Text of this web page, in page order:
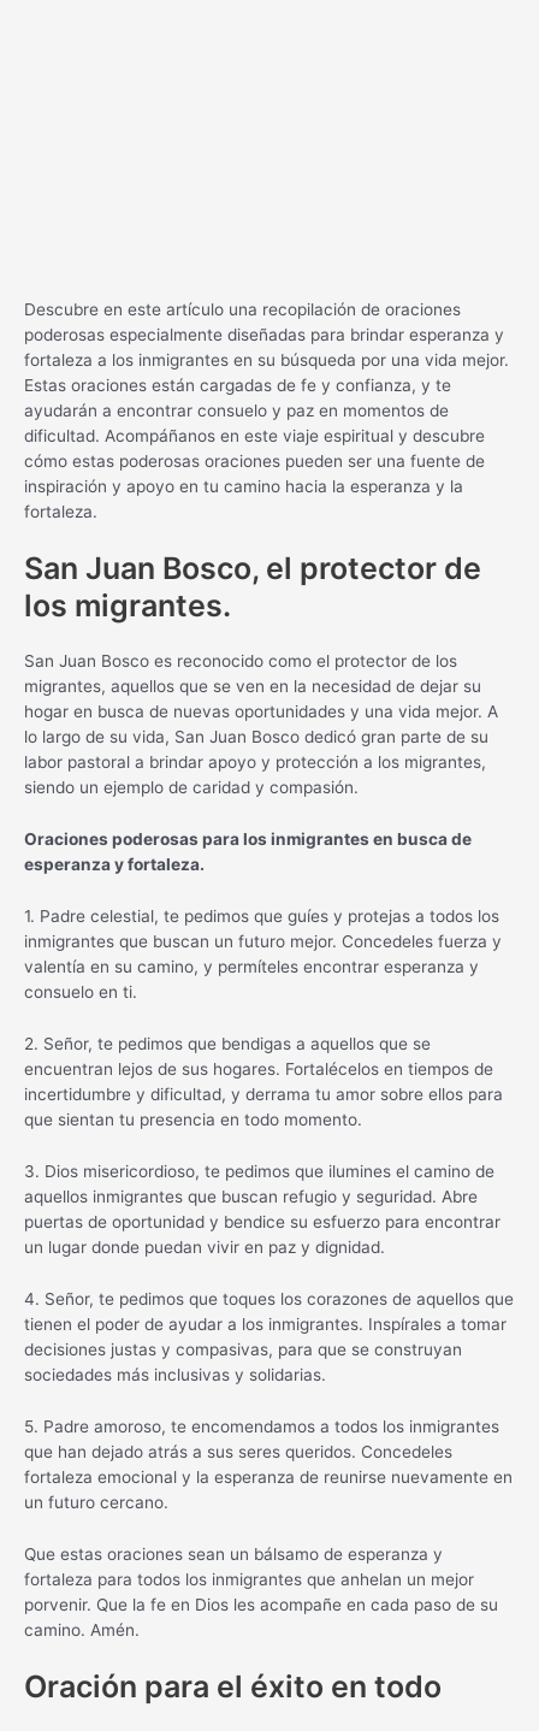
Descubre en este artículo una recopilación de oraciones
poderosas especialmente diseñadas para brindar esperanza y
fortaleza a los inmigrantes en su búsqueda por una vida mejor.
Estas oraciones están cargadas de fe y confianza, y te
ayudarán a encontrar consuelo y paz en momentos de
dificultad. Acompáñanos en este viaje espiritual y descubre
cómo estas poderosas oraciones pueden ser una fuente de
inspiración y apoyo en tu camino hacia la esperanza y la
fortaleza.
San Juan Bosco, el protector de
los migrantes.
San Juan Bosco es reconocido como el protector de los
migrantes, aquellos que se ven en la necesidad de dejar su
hogar en busca de nuevas oportunidades y una vida mejor. A
lo largo de su vida, San Juan Bosco dedicó gran parte de su
labor pastoral a brindar apoyo y protección a los migrantes,
siendo un ejemplo de caridad y compasión.
Oraciones poderosas para los inmigrantes en busca de
esperanza y fortaleza.
1. Padre celestial, te pedimos que guíes y protejas a todos los
inmigrantes que buscan un futuro mejor. Concedeles fuerza y
valentía en su camino, y permíteles encontrar esperanza y
consuelo en ti.
2. Señor, te pedimos que bendigas a aquellos que se
encuentran lejos de sus hogares. Fortalécelos en tiempos de
incertidumbre y dificultad, y derrama tu amor sobre ellos para
que sientan tu presencia en todo momento.
3. Dios misericordioso, te pedimos que ilumines el camino de
aquellos inmigrantes que buscan refugio y seguridad. Abre
puertas de oportunidad y bendice su esfuerzo para encontrar
un lugar donde puedan vivir en paz y dignidad.
4. Señor, te pedimos que toques los corazones de aquellos que
tienen el poder de ayudar a los inmigrantes. Inspírales a tomar
decisiones justas y compasivas, para que se construyan
sociedades más inclusivas y solidarias.
5. Padre amoroso, te encomendamos a todos los inmigrantes
que han dejado atrás a sus seres queridos. Concedeles
fortaleza emocional y la esperanza de reunirse nuevamente en
un futuro cercano.
Que estas oraciones sean un bálsamo de esperanza y
fortaleza para todos los inmigrantes que anhelan un mejor
porvenir. Que la fe en Dios les acompañe en cada paso de su
camino. Amén.
Oración para el éxito en todo